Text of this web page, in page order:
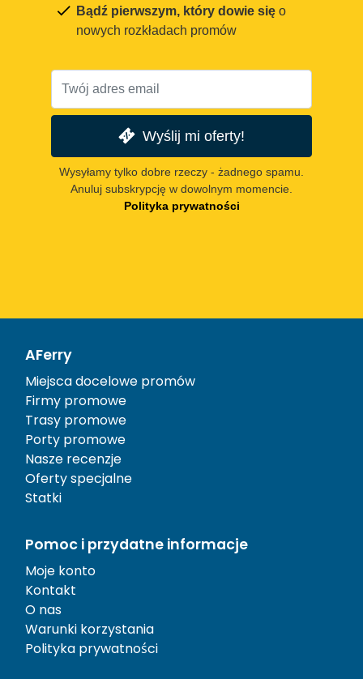
Bądź pierwszym, który dowie się o
nowych rozkładach promów
Wyślij mi oferty!
Wysyłamy tylko dobre rzeczy - żadnego spamu.
Anuluj subskrypcję w dowolnym momencie.
Polityka prywatności
AFerry
Miejsca docelowe promów
Firmy promowe
Trasy promowe
Porty promowe
Nasze recenzje
Oferty specjalne
Statki
Pomoc i przydatne informacje
Moje konto
Kontakt
O nas
Warunki korzystania
Polityka prywatności